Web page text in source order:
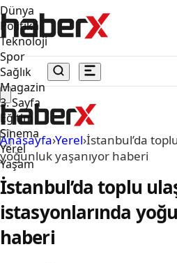
Dünya
Politika
Teknoloji
Spor
Sağlık
Magazin
3. Sayfa
Eğitim
Sinema
Yerel
Yaşam
Anasayfa›Yerel›İstanbul’da
yoğunluk yaşanıyor haberi
İstanbul’da toplu
istasyonlarında
haberi